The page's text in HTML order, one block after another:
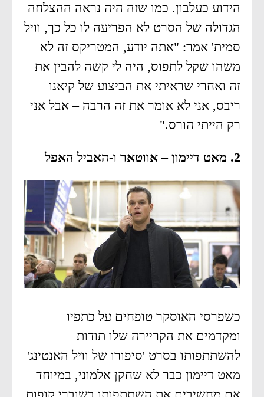
הידוע כעלבון. כמו שזה היה נראה ההצלחה
הגדולה של הסרט לא הפריעה לו כל כך, וויל
סמית' אמר: "אתה יודע, המטריקס זה לא
משהו שקל לתפוס, היה לי קשה להבין את
זה ואחרי שראיתי את הביצוע של קיאנו
ריבס, אני לא אומר את זה הרבה – אבל אני
רק הייתי הורס."
2. מאט דיימון – אווטאר ו-האביל האפל
כשפרסי האוסקר טופחים על כתפיו
ומקדמים את הקריירה שלו תודות
להשתתפותו בסרט 'סיפורו של וויל האנטינג'
מאט דיימון כבר לא שחקן אלמוני, במיוחד